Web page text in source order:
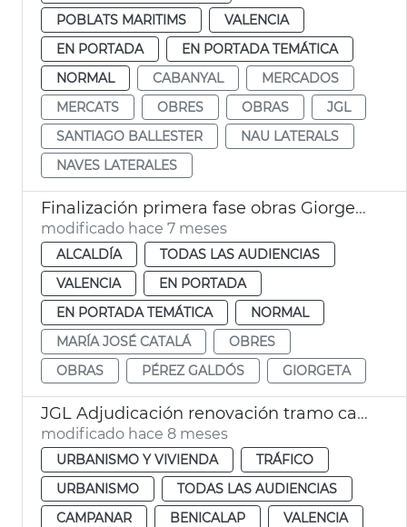
POBLATS MARITIMS
VALENCIA
EN PORTADA
EN PORTADA TEMÁTICA
NORMAL
CABANYAL
MERCADOS
MERCATS
OBRES OBRAS
JGL
SANTIAGO BALLESTER
NAU LATERALS
NAVES LATERALES
Finalización primera fase obras Giorgeta y Pérez Galdós València
modificado hace 7 meses
ALCALDÍA
TODAS LAS AUDIENCIAS
VALENCIA
EN PORTADA
EN PORTADA TEMÁTICA
NORMAL
MARÍA JOSÉ CATALÁ
OBRES
OBRAS
PÉREZ GALDÓS GIORGETA
JGL Adjudicación renovación tramo calzada las Cortes Valencianas
modificado hace 8 meses
URBANISMO Y VIVIENDA
TRÁFICO
URBANISMO
TODAS LAS AUDIENCIAS
CAMPANAR
BENICALAP
VALENCIA